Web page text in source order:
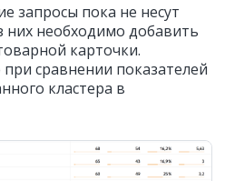
запросы пока не несут
них необходимо добавить
карточки.
сравнении показателей
кластера в